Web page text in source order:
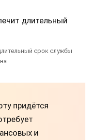
срок службы
придётся
и